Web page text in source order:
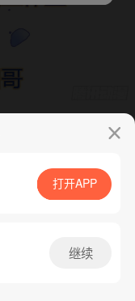
App免费看
打开APP
继续